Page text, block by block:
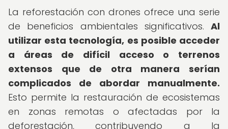
La reforestación con drones ofrece una serie
de beneficios ambientales significativos. Al
utilizar esta tecnología, es posible acceder
a áreas de difícil acceso o terrenos
extensos que de otra manera serían
complicados de abordar manualmente.
Esto permite la restauración de ecosistemas
en zonas remotas o afectadas por la
deforestación, contribuyendo a la